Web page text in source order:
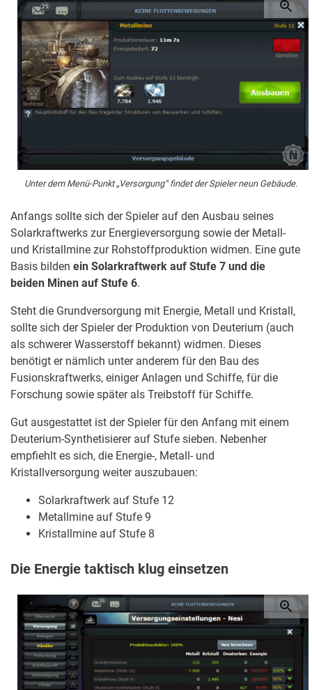
Unter dem Menü-Punkt „Versorgung“ findet der Spieler neun Gebäude.
Anfangs sollte sich der Spieler auf den Ausbau seines
Solarkraftwerks zur Energieversorgung sowie der Metall-
und Kristallmine zur Rohstoffproduktion widmen. Eine gute
Basis bilden ein Solarkraftwerk auf Stufe 7 und die
beiden Minen auf Stufe 6.
Steht die Grundversorgung mit Energie, Metall und Kristall,
sollte sich der Spieler der Produktion von Deuterium (auch
als schwerer Wasserstoff bekannt) widmen. Dieses
benötigt er nämlich unter anderem für den Bau des
Fusionskraftwerks, einiger Anlagen und Schiffe, für die
Forschung sowie später als Treibstoff für Schiffe.
Gut ausgestattet ist der Spieler für den Anfang mit einem
Deuterium-Synthetisierer auf Stufe sieben. Nebenher
empfiehlt es sich, die Energie-, Metall- und
Kristallversorgung weiter auszubauen:
Solarkraftwerk auf Stufe 12
Metallmine auf Stufe 9
Kristallmine auf Stufe 8
Die Energie taktisch klug einsetzen